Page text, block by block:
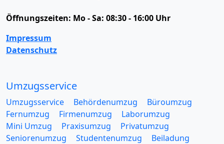
Öffnungszeiten: Mo - Sa: 08:30 - 16:00 Uhr
Impressum
Datenschutz
Umzugsservice
Umzugsservice Behördenumzug
Büroumzug
Fernumzug
Firmenumzug
Laborumzug
Mini Umzug
Praxisumzug
Privatumzug
Seniorenumzug
Studentenumzug
Beiladung